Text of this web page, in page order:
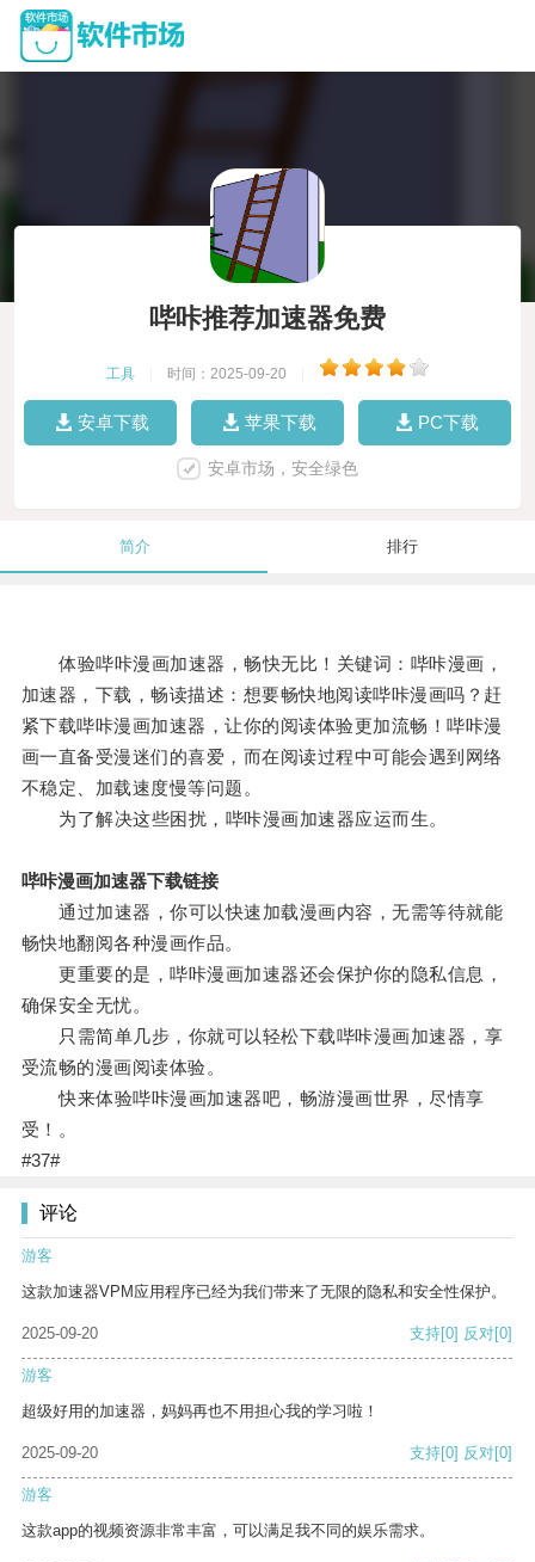
哔咔推荐加速器免费
工具 时间：2025-09-20
安卓下载 苹果下载 PC下载
安卓市场，安全绿色
简介 排行
体验哔咔漫画加速器，畅快无比！关键词：哔咔漫画，
加速器，下载，畅读描述：想要畅快地阅读哔咔漫画吗？赶
紧下载哔咔漫画加速器，让你的阅读体验更加流畅！哔咔漫
画一直备受漫迷们的喜爱，而在阅读过程中可能会遇到网络
不稳定、加载速度慢等问题。
为了解决这些困扰，哔咔漫画加速器应运而生。
哔咔漫画加速器下载链接
通过加速器，你可以快速加载漫画内容，无需等待就能
畅快地翻阅各种漫画作品。
更重要的是，哔咔漫画加速器还会保护你的隐私信息，
确保安全无忧。
只需简单几步，你就可以轻松下载哔咔漫画加速器，享
受流畅的漫画阅读体验。
快来体验哔咔漫画加速器吧，畅游漫画世界，尽情享
受！。
#37#
评论
游客
这款加速器VPM应用程序已经为我们带来了无限的隐私和安全性保护。
2025-09-20 支持[0] 反对[0]
游客
超级好用的加速器，妈妈再也不用担心我的学习啦！
2025-09-20 支持[0] 反对[0]
游客
这款app的视频资源非常丰富，可以满足我不同的娱乐需求。